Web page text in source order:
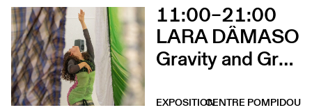
11:00–21:00
LARA DÂMASO
Gravity and Grace
CENTRE POMPIDOU
EXPOSITION